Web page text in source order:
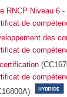
RNCP Niveau 6
de
des
de
de